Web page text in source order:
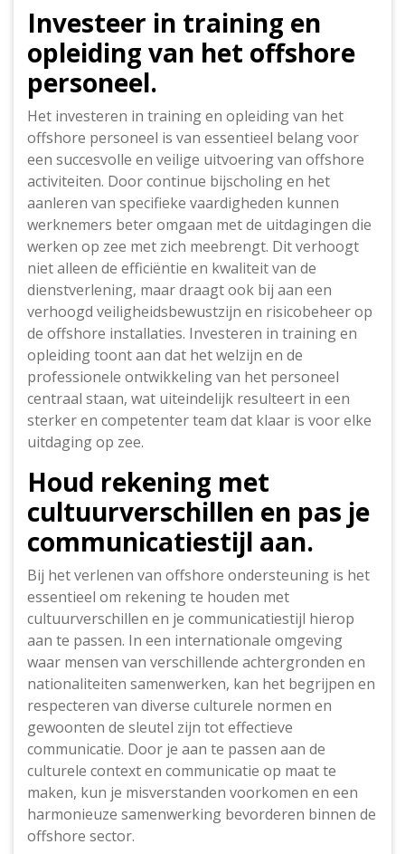
Investeer in training en
opleiding van het offshore
personeel.
Het investeren in training en opleiding van het
offshore personeel is van essentieel belang voor
een succesvolle en veilige uitvoering van offshore
activiteiten. Door continue bijscholing en het
aanleren van specifieke vaardigheden kunnen
werknemers beter omgaan met de uitdagingen die
werken op zee met zich meebrengt. Dit verhoogt
niet alleen de efficiëntie en kwaliteit van de
dienstverlening, maar draagt ook bij aan een
verhoogd veiligheidsbewustzijn en risicobeheer op
de offshore installaties. Investeren in training en
opleiding toont aan dat het welzijn en de
professionele ontwikkeling van het personeel
centraal staan, wat uiteindelijk resulteert in een
sterker en competenter team dat klaar is voor elke
uitdaging op zee.
Houd rekening met
cultuurverschillen en pas je
communicatiestijl aan.
Bij het verlenen van offshore ondersteuning is het
essentieel om rekening te houden met
cultuurverschillen en je communicatiestijl hierop
aan te passen. In een internationale omgeving
waar mensen van verschillende achtergronden en
nationaliteiten samenwerken, kan het begrijpen en
respecteren van diverse culturele normen en
gewoonten de sleutel zijn tot effectieve
communicatie. Door je aan te passen aan de
culturele context en communicatie op maat te
maken, kun je misverstanden voorkomen en een
harmonieuze samenwerking bevorderen binnen de
offshore sector.